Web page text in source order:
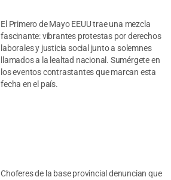
El Primero de Mayo EEUU trae una mezcla
fascinante: vibrantes protestas por derechos
laborales y justicia social junto a solemnes
llamados a la lealtad nacional. Sumérgete en
los eventos contrastantes que marcan esta
fecha en el país.
Choferes de la base provincial denuncian que